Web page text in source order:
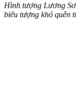
Hình tượng Lương
biểu tượng khó quên